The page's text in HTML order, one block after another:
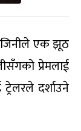
एक झूठ
प्रेमलाई
दर्शाउने